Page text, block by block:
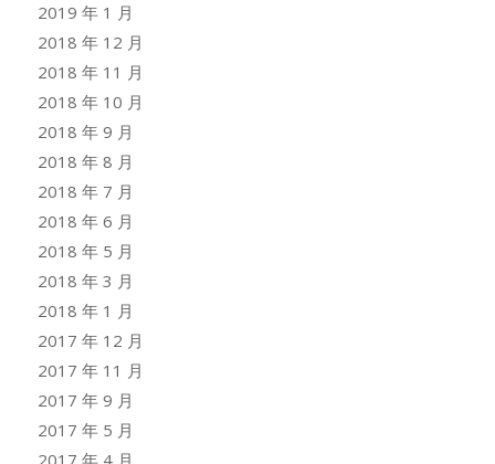
2019 年 1 月
2018 年 12 月
2018 年 11 月
2018 年 10 月
2018 年 9 月
2018 年 8 月
2018 年 7 月
2018 年 6 月
2018 年 5 月
2018 年 3 月
2018 年 1 月
2017 年 12 月
2017 年 11 月
2017 年 9 月
2017 年 5 月
2017 年 4 月